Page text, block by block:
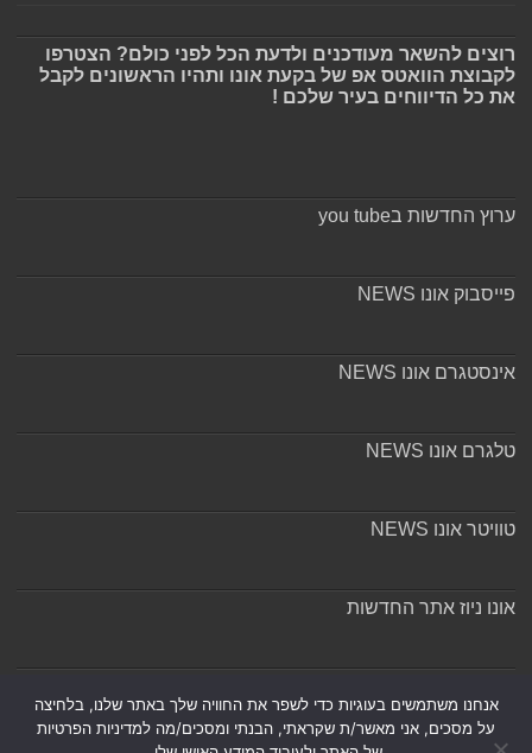
רוצים להשאר מעודכנים ולדעת הכל לפני כולם? הצטרפו
לקבוצת הוואטס אפ של בקעת אונו ותהיו הראשונים לקבל
את כל הדיווחים בעיר שלכם !
ערוץ החדשות בyou tube
פייסבוק אונו NEWS
אינסטגרם אונו NEWS
טלגרם אונו NEWS
טוויטר אונו NEWS
אונו ניוז אתר החדשות
אנחנו משתמשים בעוגיות כדי לשפר את החוויה שלך באתר שלנו, בלחיצה
על מסכים, אני מאשר/ת שקראתי, הבנתי ומסכים/מה למדיניות הפרטיות